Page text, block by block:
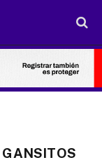
GANSITOS